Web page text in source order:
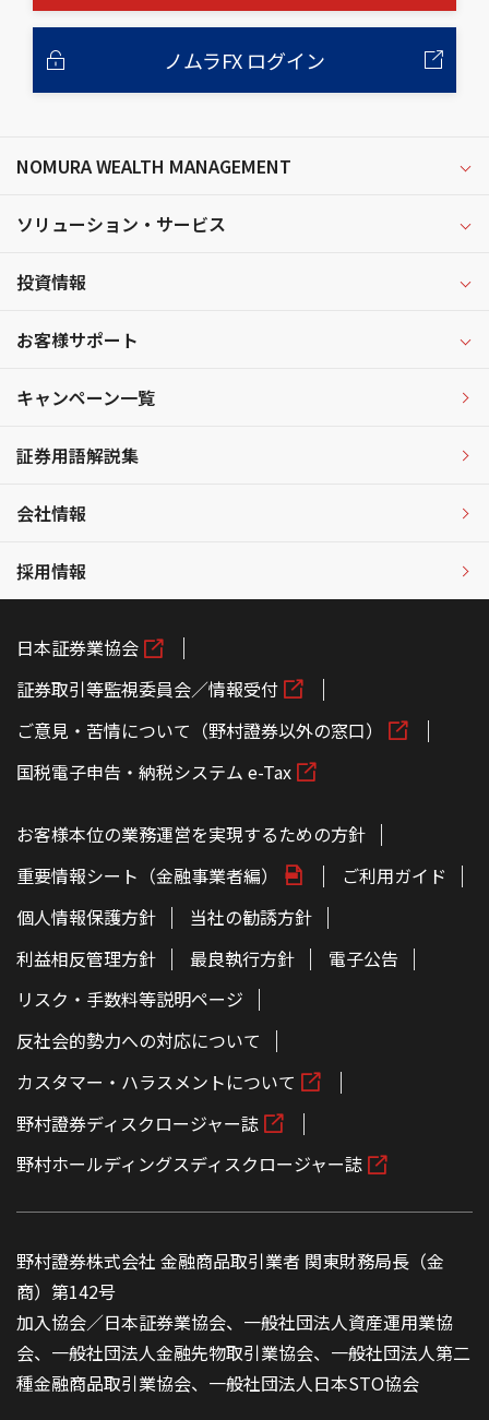
ノムラFX ログイン
NOMURA WEALTH MANAGEMENT
ソリューション・サービス
投資情報
お客様サポート
キャンペーン一覧
証券用語解説集
会社情報
採用情報
日本証券業協会
証券取引等監視委員会／情報受付
ご意見・苦情について（野村證券以外の窓口）
国税電子申告・納税システム e-Tax
お客様本位の業務運営を実現するための方針
重要情報シート（金融事業者編）
ご利用ガイド
個人情報保護方針
当社の勧誘方針
利益相反管理方針
最良執行方針
電子公告
リスク・手数料等説明ページ
反社会的勢力への対応について
カスタマー・ハラスメントについて
野村證券ディスクロージャー誌
野村ホールディングスディスクロージャー誌
野村證券株式会社 金融商品取引業者 関東財務局長（金
商）第142号
加入協会／日本証券業協会、一般社団法人資産運用業協
会、一般社団法人金融先物取引業協会、一般社団法人第二
種金融商品取引業協会、一般社団法人日本STO協会